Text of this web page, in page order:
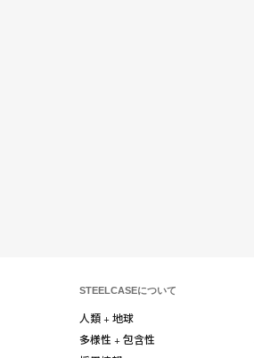
STEELCASEについて
人類 + 地球
多様性 + 包含性